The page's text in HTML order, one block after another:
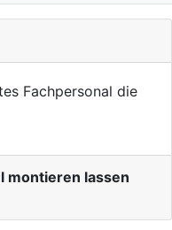
Fachpersonal die
montieren lassen